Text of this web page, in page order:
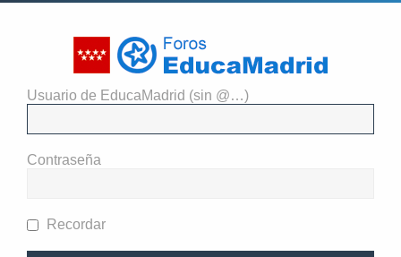
Usuario de EducaMadrid (sin @…)
Contraseña
Recordar